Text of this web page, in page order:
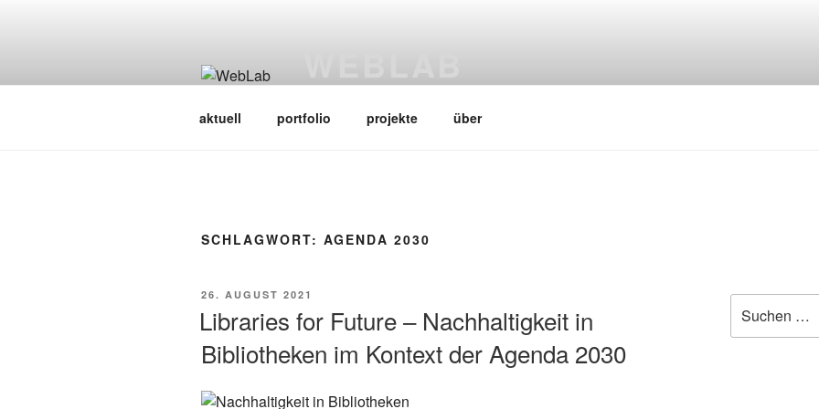
aktuell portfolio projekte über
SCHLAGWORT: AGENDA 2030
VERÖFFENTLICHT
26. AUGUST 2021
Libraries for Future – Nachhaltigkeit in
Bibliotheken im Kontext der Agenda 2030
nach: